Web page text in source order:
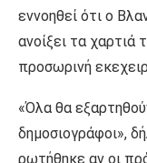
εννοηθεί ότι ο
ανοίξει τα χαρτιά
προσωρινή
«Όλα θα
δημοσιογράφοι»,
ρωτήθηκε αν οι